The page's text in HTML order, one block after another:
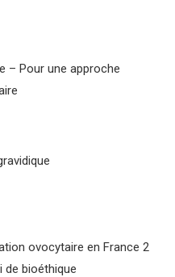
– Pour une approche
ovocytaire en France 2
de bioéthique